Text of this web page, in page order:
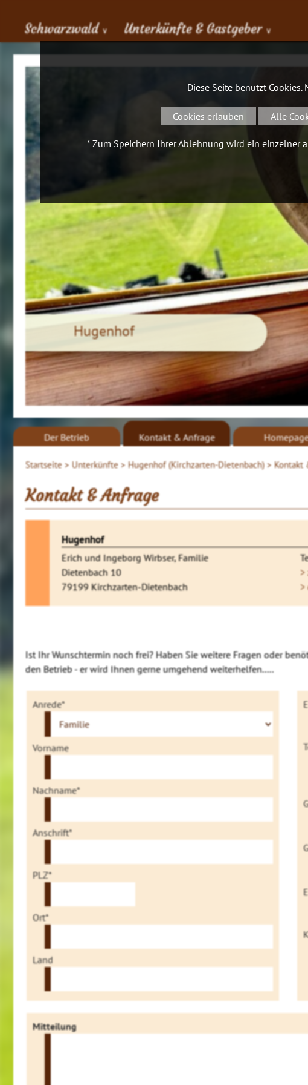
Schwarzwald ∨ Unterkünfte & Gastgeber ∨
Hugenhof
Startseite > Unterkünfte > Hugenhof (Kirchzarten-Dietenbach) > Kontakt
Der Betrieb Kontakt & Anfrage
Kontakt & Anfrage
Hugenhof
Erich und Ingeborg Wirbser, Familie
Dietenbach 10
79199 Kirchzarten-Dietenbach
>
>
Ist Ihr Wunschtermin noch frei? Haben Sie weitere Fragen oder
den Betrieb - er wird Ihnen gerne umgehend weiterhelfen.....
Anrede*
Vorname
Nachname*
Anschrift*
PLZ*
Ort*
Land
Mitteilung
Diese Seite benutzt
Cookies erlauben Alle
* Zum Speichern Ihrer Ablehnung wird ein einzelner